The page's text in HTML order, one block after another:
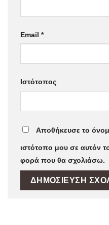
Email *
Ιστότοπος
Αποθήκευσε το
ιστότοπο μου σε αυτόν
φορά που θα σχολιάσω.